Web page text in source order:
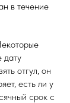
в течение
дату
отгул, он
есть ли у
срок с